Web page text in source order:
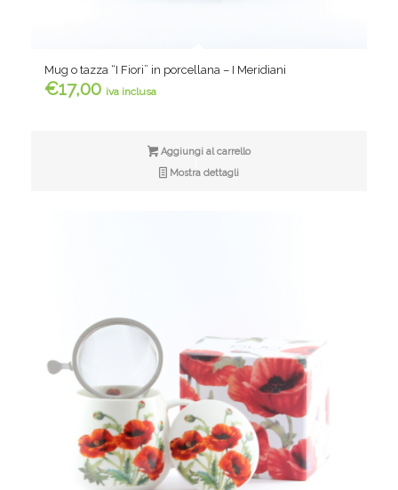
Mug o tazza “I Fiori” in porcellana – I Meridiani
€17,00 iva inclusa
Aggiungi al carrello
Mostra dettagli